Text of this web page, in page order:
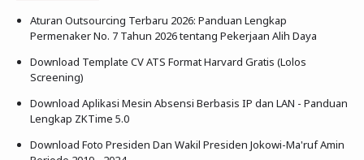
Aturan Outsourcing Terbaru 2026: Panduan Lengkap
Permenaker No. 7 Tahun 2026 tentang Pekerjaan Alih Daya
Download Template CV ATS Format Harvard Gratis (Lolos
Screening)
Download Aplikasi Mesin Absensi Berbasis IP dan LAN - Panduan
Lengkap ZKTime 5.0
Download Foto Presiden Dan Wakil Presiden Jokowi-Ma'ruf Amin